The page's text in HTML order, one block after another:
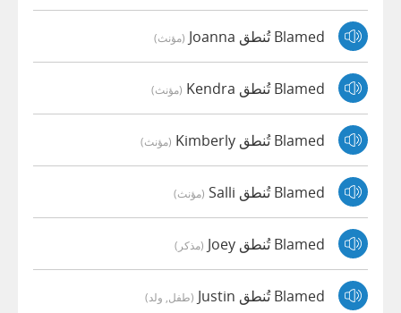
Blamed تُنطق Joanna (مؤنث)
Blamed تُنطق Kendra (مؤنث)
Blamed تُنطق Kimberly (مؤنث)
Blamed تُنطق Salli (مؤنث)
Blamed تُنطق Joey (مذكر)
Blamed تُنطق Justin (طفل, ولد)